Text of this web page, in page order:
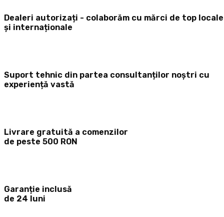
Dealeri autorizați - colaborăm cu mărci de top locale
și internaționale
Suport tehnic din partea consultanților noștri cu
experiență vastă
Livrare gratuită a comenzilor
de peste 500 RON
Garanție inclusă
de 24 luni